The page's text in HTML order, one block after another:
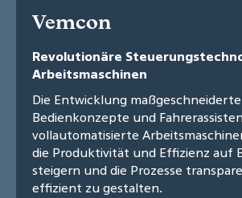
Vemcon
Revolutionäre
Arbeitsmaschinen
Die Entwicklung
Bedienkonzepte und
vollautomatisierte
die Produktivität und Effizienz auf
steigern und die Prozesse
effizient zu gestalten.